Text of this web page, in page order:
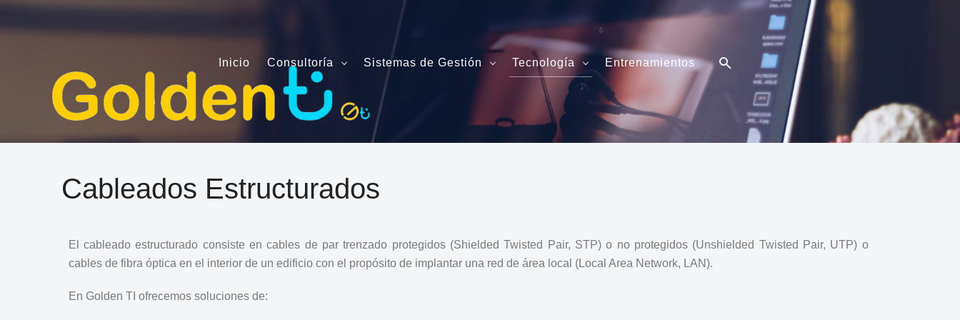
Inicio Consultoría Sistemas de Gestión Tecnología Entrenamientos
Cableados Estructurados
El cableado estructurado consiste en cables de par trenzado protegidos (Shielded Twisted Pair, STP) o no protegidos (Unshielded Twisted Pair, UTP) o
cables de fibra óptica en el interior de un edificio con el propósito de implantar una red de área local (Local Area Network, LAN).
En Golden TI ofrecemos soluciones de: